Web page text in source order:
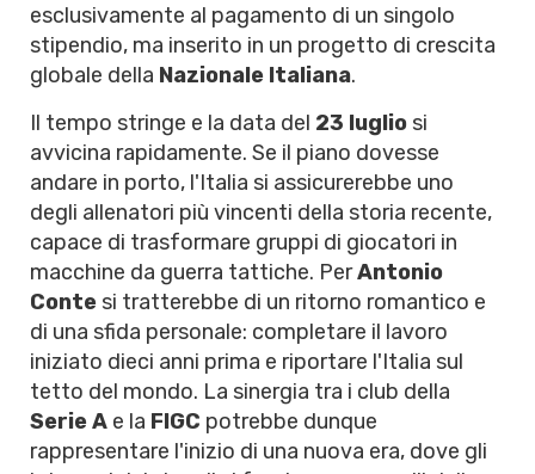
esclusivamente al pagamento di un singolo
stipendio, ma inserito in un progetto di crescita
globale della Nazionale Italiana.
Il tempo stringe e la data del 23 luglio si
avvicina rapidamente. Se il piano dovesse
andare in porto, l'Italia si assicurerebbe uno
degli allenatori più vincenti della storia recente,
capace di trasformare gruppi di giocatori in
macchine da guerra tattiche. PerAntonio
Conte si tratterebbe di un ritorno romantico e
di una sfida personale: completare il lavoro
iniziato dieci anni prima e riportare l'Italia sul
tetto del mondo. La sinergia tra i club della
Serie A e la FIGC potrebbe dunque
rappresentare l'inizio di una nuova era, dove gli